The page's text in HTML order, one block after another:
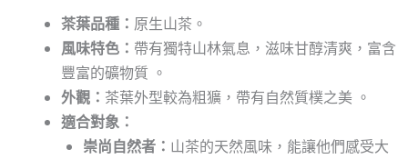
茶葉品種： 原生山茶。
風味特色： 帶有獨特山林氣息，滋味甘醇清爽，富含
豐富的礦物質 。
外觀： 茶葉外型較為粗獷，帶有自然質樸之美 。
適合對象：
崇尚自然者： 山茶的天然風味，能讓他們感受大